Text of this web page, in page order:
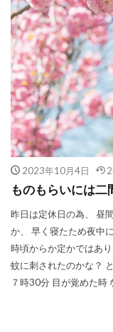
2023年10月4日
ものもらいには二
昨日は定休日の為、 昼
か、 早く寝たため夜中
時頃からか定かではあ
蚊に刺されたのかな？
７時30分 目が覚めた時